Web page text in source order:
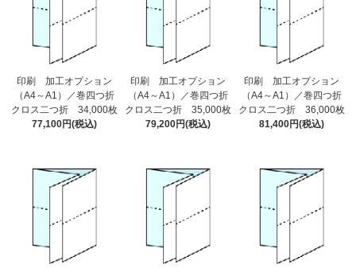
印刷 加工オプション
（A4～A1）／巻四つ折
クロス二つ折 34,000枚
77,100円(税込)
印刷 加工オプション
（A4～A1）／巻四つ折
クロス二つ折 35,000枚
79,200円(税込)
印刷 加工オプション
（A4～A1）／巻四つ折
クロス二つ折 36,000枚
81,400円(税込)